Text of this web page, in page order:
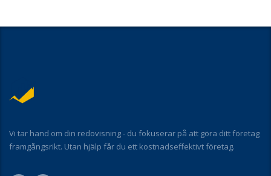
Vi tar hand om din redovisning - du fokuserar på att göra ditt företag
framgångsrikt. Utan hjälp får du ett kostnadseffektivt företag.